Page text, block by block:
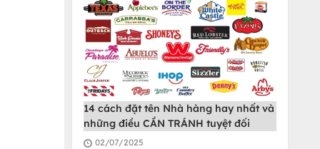
14 cách đặt tên Nhà hàng hay nhất và
những điều CẦN TRÁNH tuyệt đối
02/07/2025